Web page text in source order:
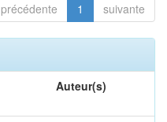
précédente 1 suivante
Auteur(s)